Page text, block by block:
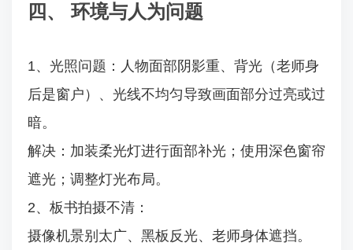
四、 环境与人为问题
1、光照问题：人物面部阴影重、背光（老师身
后是窗户）、光线不均匀导致画面部分过亮或过
暗。
解决：加装柔光灯进行面部补光；使用深色窗帘
遮光；调整灯光布局。
2、板书拍摄不清：
摄像机景别太广、黑板反光、老师身体遮挡。